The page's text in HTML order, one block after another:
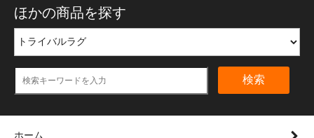
ほかの商品を探す
検索
ホーム